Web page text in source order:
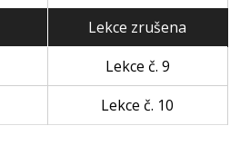
Lekce zrušena
Lekce č. 9
Lekce č. 10